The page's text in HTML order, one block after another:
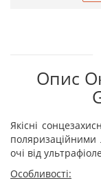
Опис
Якісні
поляризаційними
очі від
Особливості: